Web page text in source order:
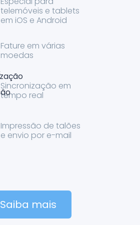
telemóveis e tablets
em iOS e Android
Fature em várias
moedas
Sincronização em
tempo real
Impressão de talões
e envio por e-mail
Saiba mais